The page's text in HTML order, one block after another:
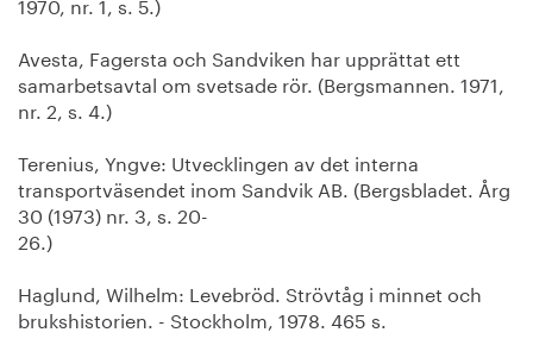
Avesta, Fagersta och Sandviken har upprättat ett
samarbetsavtal om svetsade rör. (Bergsmannen. 1971,
nr. 2, s. 4.)
Terenius, Yngve: Utvecklingen av det interna
transportväsendet inom Sandvik AB. (Bergsbladet. Årg
30 (1973) nr. 3, s. 20-
26.)
Haglund, Wilhelm: Levebröd. Strövtåg i minnet och
brukshistorien. - Stockholm, 1978. 465 s.